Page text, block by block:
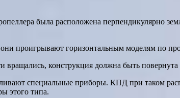
была расположена перпендикулярно
проигрывают горизонтальным моделям по
конструкция должна быть
специальные приборы. КПД при таком
этого типа.